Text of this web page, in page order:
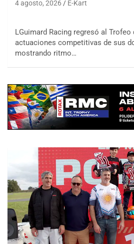
4 agosto, 2026 E-Kart
LGuimard Racing regresó al
actuaciones competitivas de sus
mostrando ritmo…